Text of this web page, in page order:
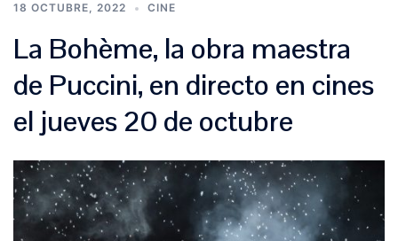
18 OCTUBRE, 2022 CINE
La Bohème, la obra maestra
de Puccini, en directo en cines
el jueves 20 de octubre